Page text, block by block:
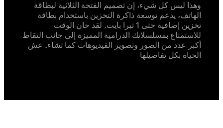
وهذا ليس كل شيء، إن تصميم الفتحة الثلاثية لبطاقة
الهاتف، يدعم توسعة ذاكرة التخزين باستخدام بطاقة
تخزين إضافية حتى 1 تيرا بايت. لقد حان الوقت
للاستمتاع بمسلسلاتك الدرامية المميزة إلى جانب التقاط
أكبر عدد من الصور وتصوير الفيديوهات كما تشاء. عش
الحياة بكل تفاصيلها